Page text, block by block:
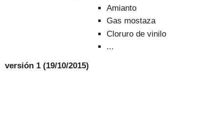
Amianto
Gas mostaza
Cloruro de vinilo
...
versión 1 (19/10/2015)